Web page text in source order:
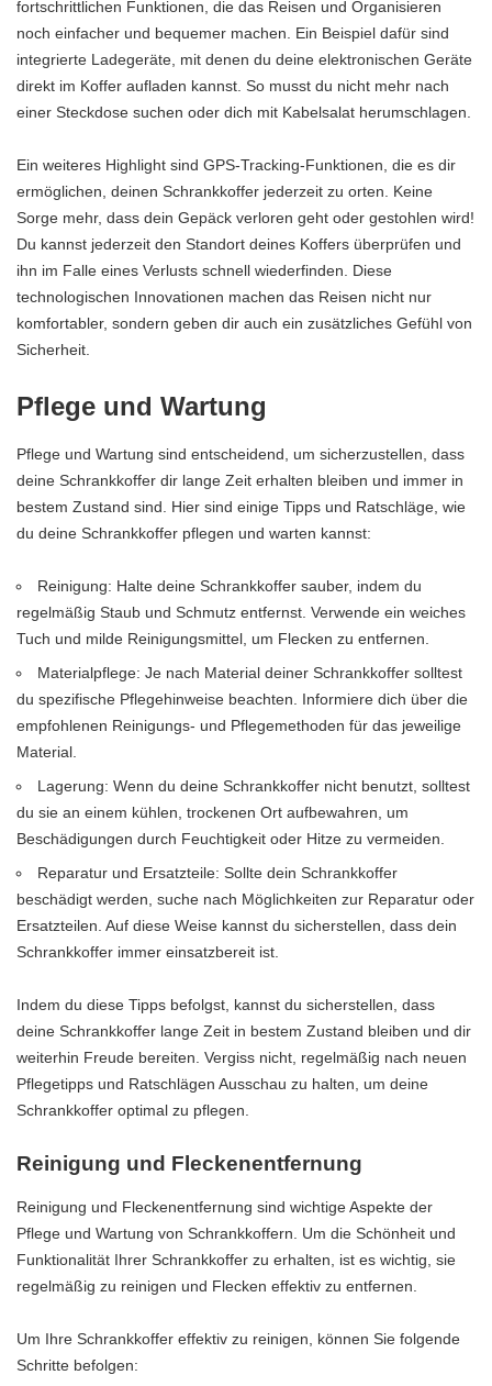
fortschrittlichen Funktionen, die das Reisen und Organisieren
noch einfacher und bequemer machen. Ein Beispiel dafür sind
integrierte Ladegeräte, mit denen du deine elektronischen Geräte
direkt im Koffer aufladen kannst. So musst du nicht mehr nach
einer Steckdose suchen oder dich mit Kabelsalat herumschlagen.
Ein weiteres Highlight sind GPS-Tracking-Funktionen, die es dir
ermöglichen, deinen Schrankkoffer jederzeit zu orten. Keine
Sorge mehr, dass dein Gepäck verloren geht oder gestohlen wird!
Du kannst jederzeit den Standort deines Koffers überprüfen und
ihn im Falle eines Verlusts schnell wiederfinden. Diese
technologischen Innovationen machen das Reisen nicht nur
komfortabler, sondern geben dir auch ein zusätzliches Gefühl von
Sicherheit.
Pflege und Wartung
Pflege und Wartung sind entscheidend, um sicherzustellen, dass
deine Schrankkoffer dir lange Zeit erhalten bleiben und immer in
bestem Zustand sind. Hier sind einige Tipps und Ratschläge, wie
du deine Schrankkoffer pflegen und warten kannst:
Reinigung: Halte deine Schrankkoffer sauber, indem du
regelmäßig Staub und Schmutz entfernst. Verwende ein weiches
Tuch und milde Reinigungsmittel, um Flecken zu entfernen.
Materialpflege: Je nach Material deiner Schrankkoffer solltest
du spezifische Pflegehinweise beachten. Informiere dich über die
empfohlenen Reinigungs- und Pflegemethoden für das jeweilige
Material.
Lagerung: Wenn du deine Schrankkoffer nicht benutzt, solltest
du sie an einem kühlen, trockenen Ort aufbewahren, um
Beschädigungen durch Feuchtigkeit oder Hitze zu vermeiden.
Reparatur und Ersatzteile: Sollte dein Schrankkoffer
beschädigt werden, suche nach Möglichkeiten zur Reparatur oder
Ersatzteilen. Auf diese Weise kannst du sicherstellen, dass dein
Schrankkoffer immer einsatzbereit ist.
Indem du diese Tipps befolgst, kannst du sicherstellen, dass
deine Schrankkoffer lange Zeit in bestem Zustand bleiben und dir
weiterhin Freude bereiten. Vergiss nicht, regelmäßig nach neuen
Pflegetipps und Ratschlägen Ausschau zu halten, um deine
Schrankkoffer optimal zu pflegen.
Reinigung und Fleckenentfernung
Reinigung und Fleckenentfernung sind wichtige Aspekte der
Pflege und Wartung von Schrankkoffern. Um die Schönheit und
Funktionalität Ihrer Schrankkoffer zu erhalten, ist es wichtig, sie
regelmäßig zu reinigen und Flecken effektiv zu entfernen.
Um Ihre Schrankkoffer effektiv zu reinigen, können Sie folgende
Schritte befolgen: